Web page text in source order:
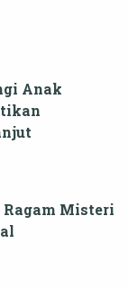
Anak
Misteri